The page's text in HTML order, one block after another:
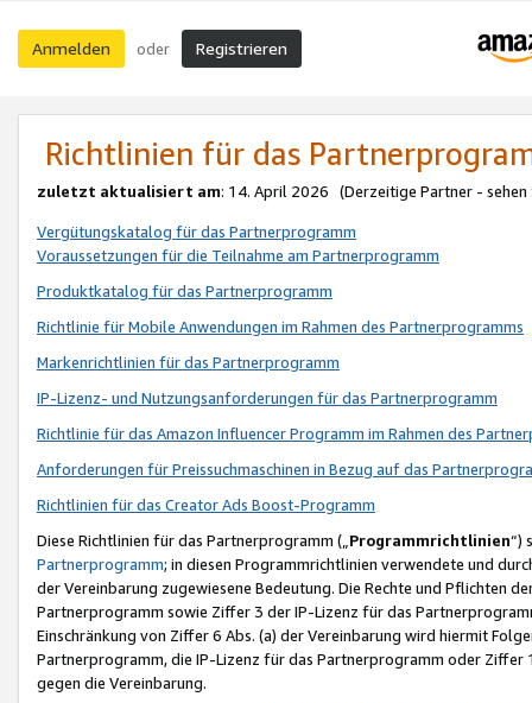
Anmelden oder Registrieren
Richtlinien für das
zuletzt aktualisiert am: 14. April 2026 (Derzeitige Partner - sehen
Vergütungskatalog für das Partnerprogramm
Voraussetzungen für die Teilnahme am Partnerprogramm
Produktkatalog für das Partnerprogramm
Richtlinie für Mobile Anwendungen im Rahmen des Partnerprogramms
Markenrichtlinien für das Partnerprogramm
IP-Lizenz- und Nutzungsanforderungen für das Partnerprogramm
Richtlinie für das Amazon Influencer Programm im Rahmen des
Anforderungen für Preissuchmaschinen in Bezug auf das
Richtlinien für das Creator Ads Boost-Programm
Diese Richtlinien für das Partnerprogramm („Programmrichtlinien“)
Partnerprogramm; in diesen Programmrichtlinien verwendete und
der Vereinbarung zugewiesene Bedeutung. Die Rechte und Pflichten
Partnerprogramm sowie Ziffer 3 der IP-Lizenz für das
Einschränkung von Ziffer 6 Abs. (a) der Vereinbarung wird hiermit
Partnerprogramm, die IP-Lizenz für das Partnerprogramm oder
gegen die Vereinbarung.